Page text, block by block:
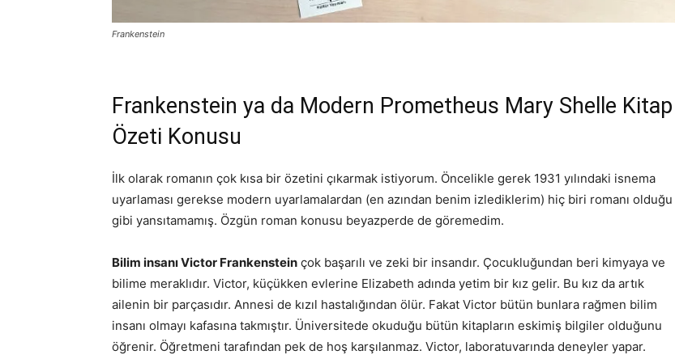
Frankenstein
Frankenstein ya da Modern Prometheus Mary Shelle Kitap
Özeti Konusu
İlk olarak romanın çok kısa bir özetini çıkarmak istiyorum. Öncelikle gerek 1931 yılındaki isnema
uyarlaması gerekse modern uyarlamalardan (en azından benim izlediklerim) hiç biri romanı olduğu
gibi yansıtamamış. Özgün roman konusu beyazperde de göremedim.
Bilim insanı Victor Frankenstein çok başarılı ve zeki bir insandır. Çocukluğundan beri kimyaya ve
bilime meraklıdır. Victor, küçükken evlerine Elizabeth adında yetim bir kız gelir. Bu kız da artık
ailenin bir parçasıdır. Annesi de kızıl hastalığından ölür. Fakat Victor bütün bunlara rağmen bilim
insanı olmayı kafasına takmıştır. Üniversitede okuduğu bütün kitapların eskimiş bilgiler olduğunu
öğrenir. Öğretmeni tarafından pek de hoş karşılanmaz. Victor, laboratuvarında deneyler yapar.